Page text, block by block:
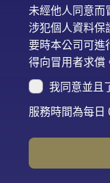
未經他人同意
涉犯個人資料保
要時本公司可進
得向冒用者求償
我同意並且
服務時間為每日